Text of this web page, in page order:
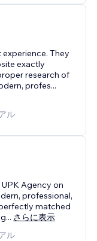
They
exactly
research of
profes...
ル
Agency on
professional,
matched
... さらに表示
ル